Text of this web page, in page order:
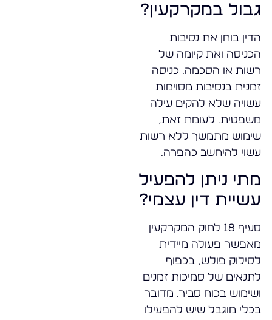
גבול במקרקעין?
הדין בוחן את נסיבות
הכניסה ואת קיומה של
רשות או הסכמה. כניסה
זמנית בנסיבות מסוימות
עשויה שלא להקים עילה
משפטית. לעומת זאת,
שימוש מתמשך ללא רשות
עשוי להיחשב כהפרה.
מתי ניתן להפעיל
עשיית דין עצמי?
סעיף 18 לחוק המקרקעין
מאפשר פעולה מיידית
לסילוק פולש, בכפוף
לתנאים של סמיכות זמנים
ושימוש בכוח סביר. מדובר
בכלי מוגבל שיש להפעילו